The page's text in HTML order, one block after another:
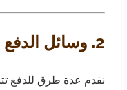
2. وسائل الدفع
نقدم عدة طرق للدفع